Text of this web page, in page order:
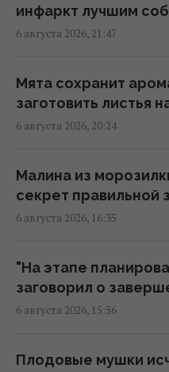
Встреча с "ведьмой"
со сцены
18:42 четверг, 06 августа 2026
назывался
17:15 четверг, 06 августа 2026
дольше: новый
17:13 четверг, 06 августа 2026
7 августа:
инфаркт лучшим
6 августа 2026, 21:47
Мята сохранит
заготовить листья
6 августа 2026, 20:24
Малина из
секрет правильной
6 августа 2026, 16:35
"На этапе
заговорил о
6 августа 2026, 15:56
Плодовые мушки